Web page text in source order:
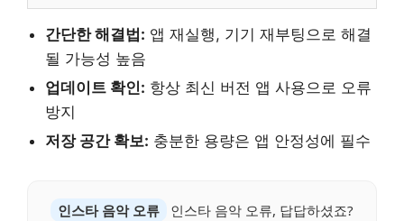
간단한 해결법: 앱 재실행, 기기 재부팅으로 해결
될 가능성 높음
업데이트 확인: 항상 최신 버전 앱 사용으로 오류
방지
저장 공간 확보: 충분한 용량은 앱 안정성에 필수
인스타 음악 오류
인스타 음악 오류, 답답하셨죠?